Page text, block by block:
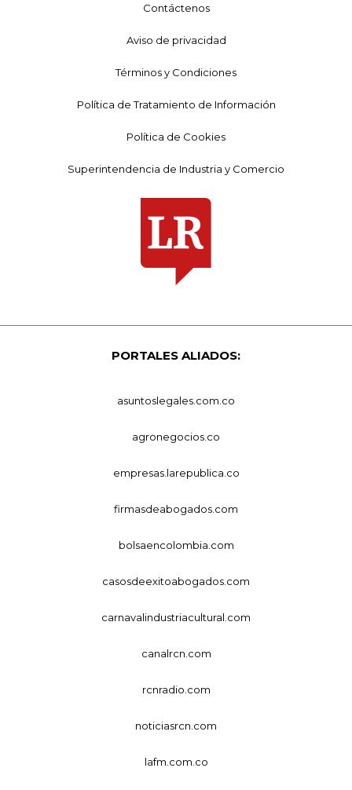
Contáctenos
Aviso de privacidad
Términos y Condiciones
Política de Tratamiento de Información
Política de Cookies
Superintendencia de Industria y Comercio
PORTALES ALIADOS:
asuntoslegales.com.co
agronegocios.co
empresas.larepublica.co
firmasdeabogados.com
bolsaencolombia.com
casosdeexitoabogados.com
carnavalindustriacultural.com
canalrcn.com
rcnradio.com
noticiasrcn.com
lafm.com.co